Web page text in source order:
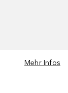
Mehr Infos